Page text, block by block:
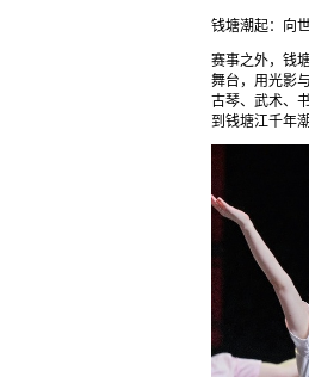
钱塘潮起：向
赛事之外，钱
舞台，用光影
古琴、武术、
到钱塘江千年